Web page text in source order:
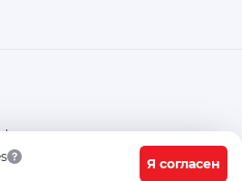
Я согласен
1177746487918
адрес: